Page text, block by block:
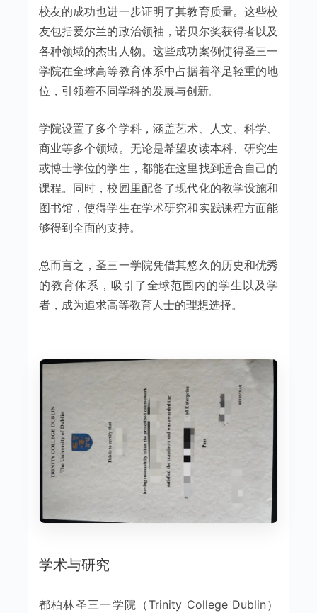
校友的成功也进一步证明了其教育质量。这些校
友包括爱尔兰的政治领袖，诺贝尔奖获得者以及
各种领域的杰出人物。这些成功案例使得圣三一
学院在全球高等教育体系中占据着举足轻重的地
位，引领着不同学科的发展与创新。
学院设置了多个学科，涵盖艺术、人文、科学、
商业等多个领域。无论是希望攻读本科、研究生
或博士学位的学生，都能在这里找到适合自己的
课程。同时，校园里配备了现代化的教学设施和
图书馆，使得学生在学术研究和实践课程方面能
够得到全面的支持。
总而言之，圣三一学院凭借其悠久的历史和优秀
的教育体系，吸引了全球范围内的学生以及学
者，成为追求高等教育人士的理想选择。
学术与研究
都柏林圣三一学院（Trinity College Dublin）